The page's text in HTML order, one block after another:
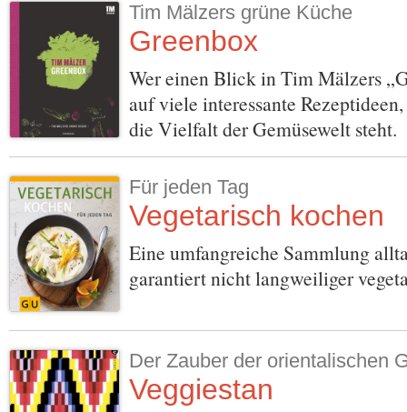
Tim Mälzers grüne Küche
Greenbox
Wer einen Blick in Tim Mälzers
auf viele interessante
die Vielfalt der Gemüsewelt steht.
Für jeden Tag
Vegetarisch kochen
Eine umfangreiche Sammlung
garantiert nicht langweiliger
Der Zauber der orientalischen
Veggiestan